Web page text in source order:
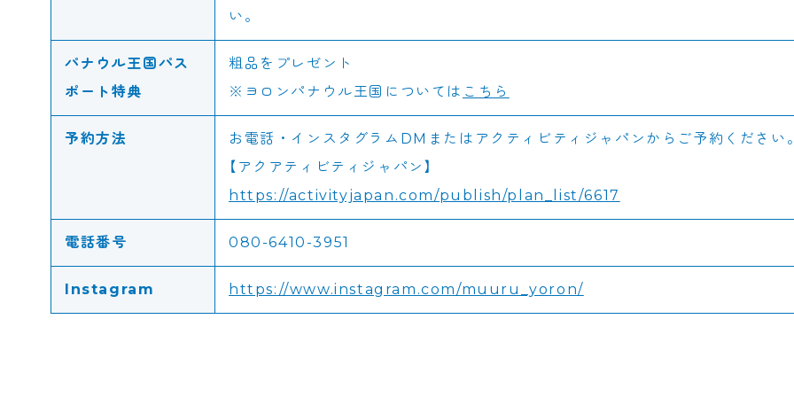
い。
パナウル王国パス
ポート特典
粗品をプレゼント
※ヨロンパナウル王国については こちら
予約方法
お電話・インスタグラムDMまたはアクティビティジャパンからご予約ください
【アクアティビティジャパン】
https://activityjapan.com/publish/plan_list/6617
電話番号 080-6410-3951
Instagram https://www.instagram.com/muuru_yoron/